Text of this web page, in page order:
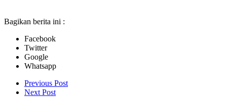
Bagikan berita ini :
Facebook
Twitter
Google
Whatsapp
Previous Post
Next Post